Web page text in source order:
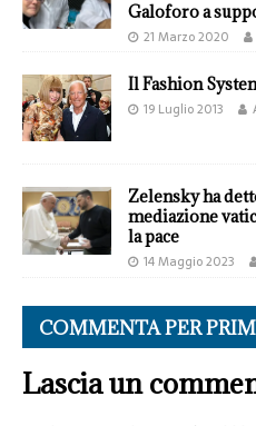
Galoforo a
21 Marzo 2020
Il Fashion
19 Luglio 2013
Zelensky ha
mediazione
la pace
14 Maggio 2023
COMMENTA PER
Lascia un